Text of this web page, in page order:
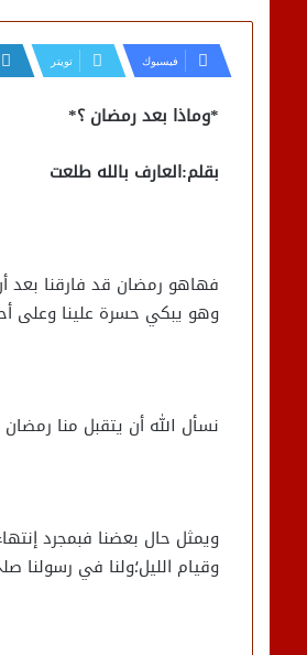
فيسبوك تويتر
*وماذا بعد رمضان ؟*
بقلم:العارف بالله طلعت
وهو يبكي حسرة علينا وعلى
نسأل الله أن يتقبل منا رمضان
ويمثل حال بعضنا فبمجرد
وقيام الليل؛ولنا في